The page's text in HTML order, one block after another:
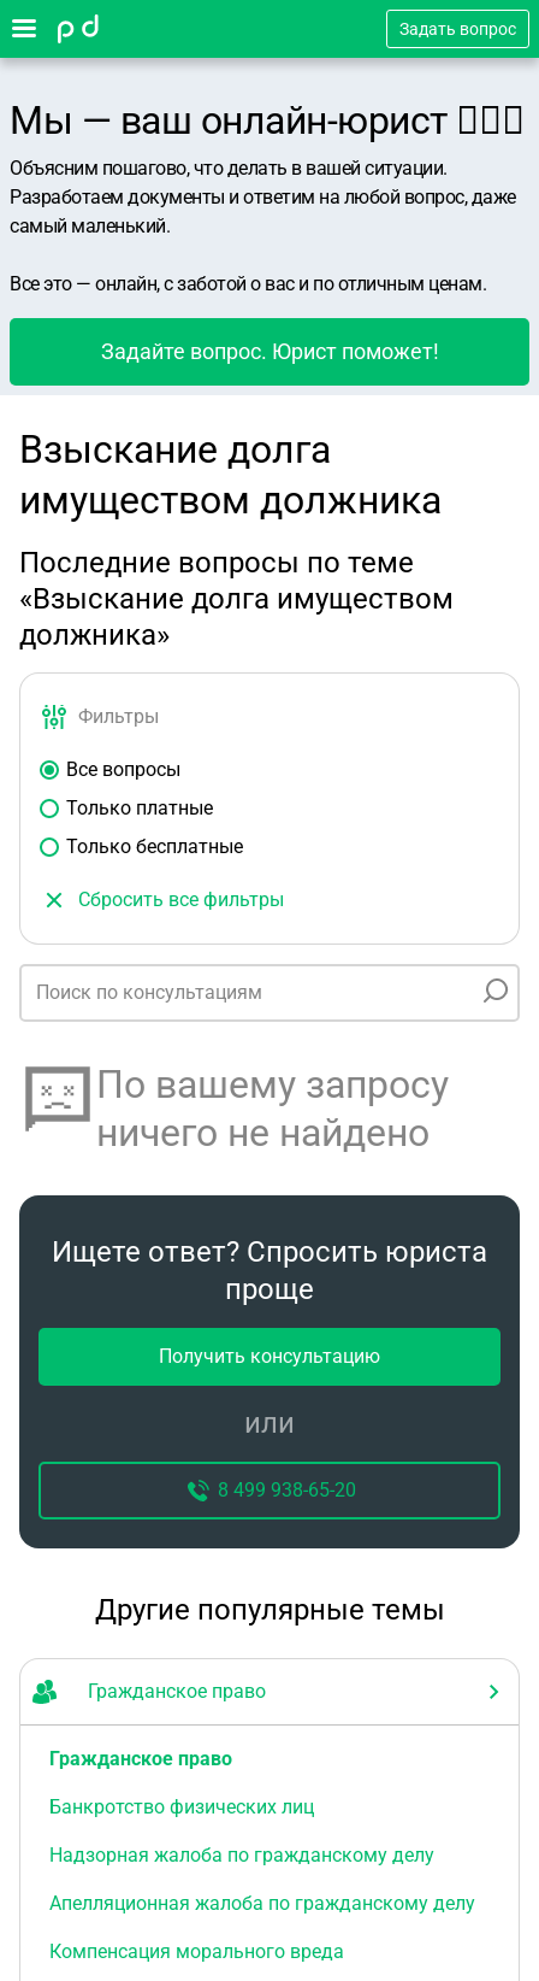
Задать вопрос
Мы — ваш онлайн-юрист 👨🏻‍⚖️
Объясним пошагово, что делать в вашей ситуации.
Разработаем документы и ответим на любой вопрос, даже
самый маленький.
Все это — онлайн, с заботой о вас и по отличным ценам.
Задайте вопрос. Юрист поможет!
Взыскание долга
имуществом должника
Последние вопросы по теме
«Взыскание долга имуществом
должника»
Фильтры
Все вопросы
Только платные
Только бесплатные
Сбросить все фильтры
По вашему запросу
ничего не найдено
Ищете ответ? Спросить юриста
проще
Получить консультацию
или
8 499 938-65-20
Другие популярные темы
Гражданское право
Гражданское право
Банкротство физических лиц
Надзорная жалоба по гражданскому делу
Апелляционная жалоба по гражданскому делу
Компенсация морального вреда